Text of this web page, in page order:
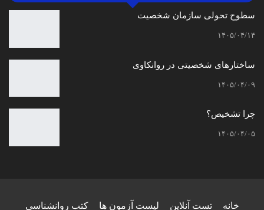
سطوح تحولی سازمان‌ شخصیت
۱۴۰۵/۰۴/۱۴
ساختارهای شخصیتی در روانکاوی
۱۴۰۵/۰۴/۰۹
چرا تشخیص؟
۱۴۰۵/۰۴/۰۵
خانه تست آنلاین لیست آزمون ها کتب روانشناسی